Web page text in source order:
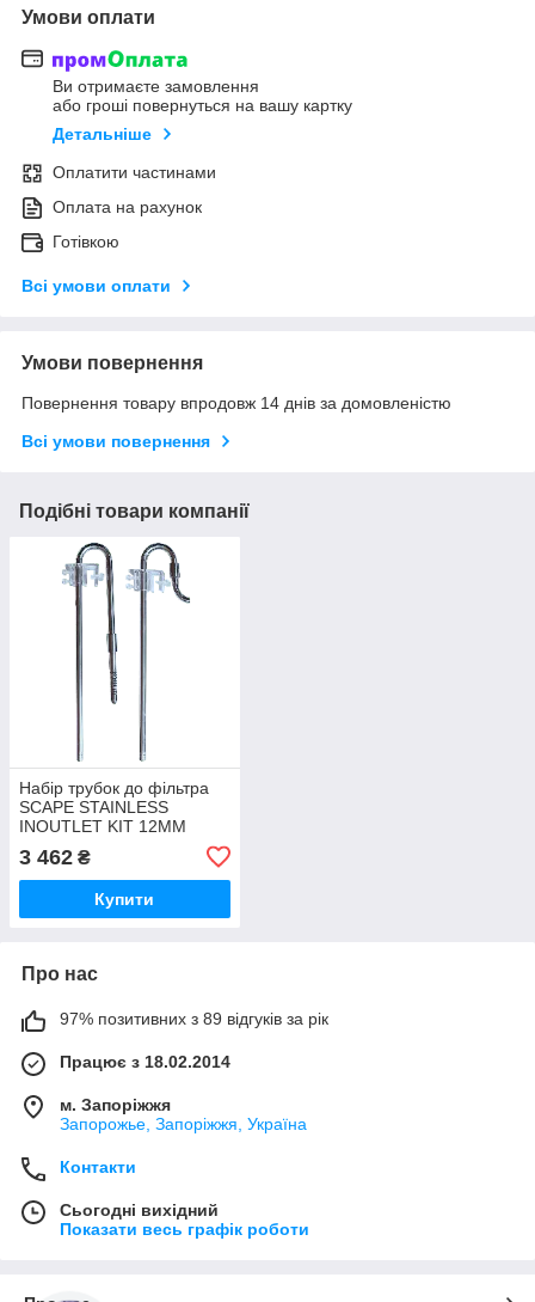
Умови оплати
Ви отримаєте замовлення
або гроші повернуться на вашу картку
Детальніше
Оплатити частинами
Оплата на рахунок
Готівкою
Всі умови оплати
Умови повернення
Повернення товару впродовж 14 днів за домовленістю
Всі умови повернення
Подібні товари компанії
Набір трубок до фільтра
SCAPE STAINLESS
INOUTLET KIT 12MM
3 462 ₴
Купити
Про нас
97% позитивних з 89 відгуків за рік
Працює з 18.02.2014
м. Запоріжжя
Запорожье, Запоріжжя, Україна
Контакти
Сьогодні вихідний
Показати весь графік роботи